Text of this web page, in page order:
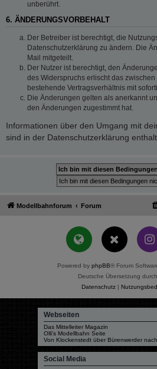
unberührt.
6. ÄNDERUNGSVORBEHALT
Der Betreiber ist berechtigt, die
Datenschutzerklärung zu ändern. Die
Mail mitgeteilt.
Der Nutzer ist berechtigt, den
des Widerspruchs erlischt das
bestehende Vertragsverhältnis mit
Die Änderungen gelten als anerkannt
den Änderungen zugestimmt hat.
Informationen über den Umgang mit
sind in der Datenschutzerklärung
Modellbahnforum Forum
Powered by phpBB® Forum
Deutsche Übersetzung durch
Datenschutz|
Webseiten
Das Mittelleiter Magazin
Olli's Modellbahn Seite
Von Klockenstedt über Bürenwerder
Social Media